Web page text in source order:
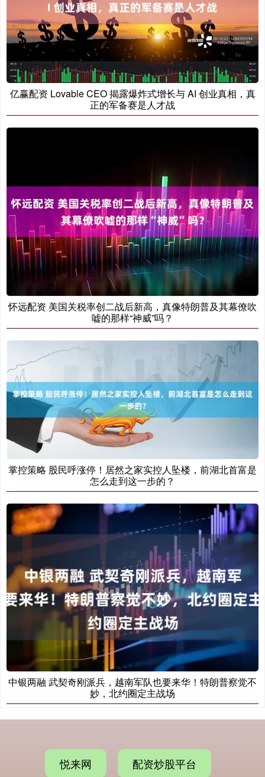
亿赢配资 Lovable CEO 揭露爆炸式增长与 AI 创业真相，真
正的军备赛是人才战
怀远配资 美国关税率创二战后新高，真像特朗普及其幕僚吹
嘘的那样“神威”吗？
掌控策略 股民呼涨停！居然之家实控人坠楼，前湖北首富是
怎么走到这一步的？
中银两融 武契奇刚派兵，越南军队也要来华！特朗普察觉不
妙，北约圈定主战场
悦来网 配资炒股平台